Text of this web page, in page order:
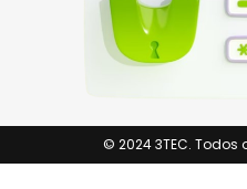
© 2024 3TEC. Todos